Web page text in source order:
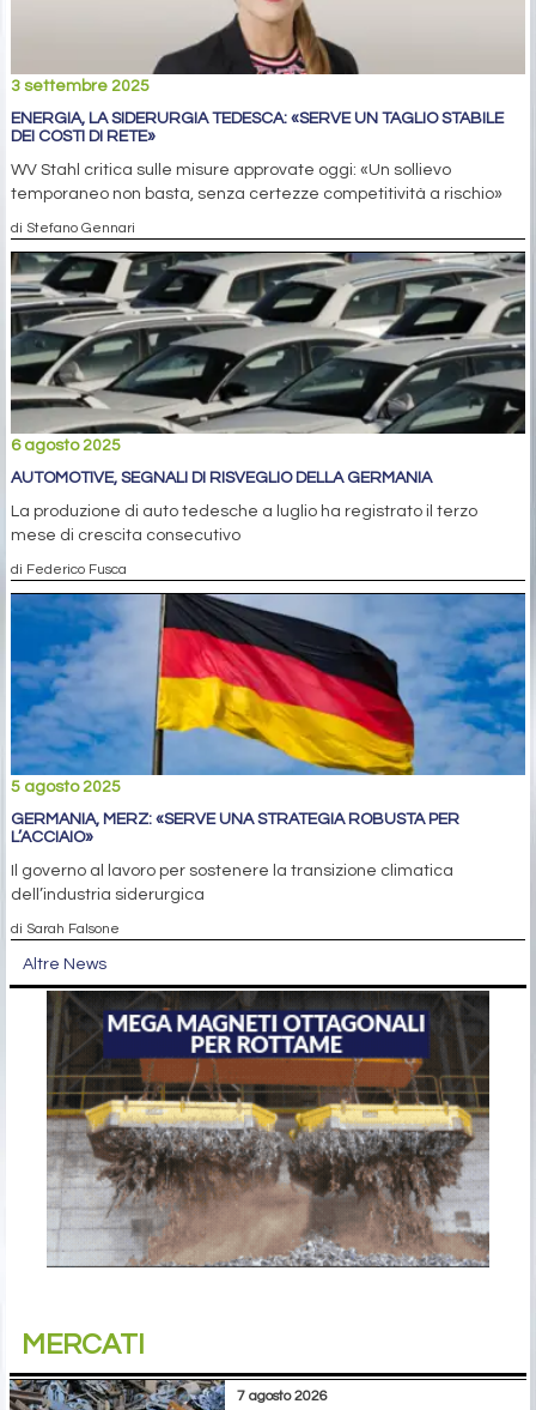
3 settembre 2025
ENERGIA, LA SIDERURGIA TEDESCA: «SERVE UN TAGLIO STABILE
DEI COSTI DI RETE»
WV Stahl critica sulle misure approvate oggi: «Un sollievo
temporaneo non basta, senza certezze competitività a rischio»
di Stefano Gennari
6 agosto 2025
AUTOMOTIVE, SEGNALI DI RISVEGLIO DELLA GERMANIA
La produzione di auto tedesche a luglio ha registrato il terzo
mese di crescita consecutivo
di Federico Fusca
5 agosto 2025
GERMANIA, MERZ: «SERVE UNA STRATEGIA ROBUSTA PER
L’ACCIAIO»
Il governo al lavoro per sostenere la transizione climatica
dell’industria siderurgica
di Sarah Falsone
Altre News
MERCATI
7 agosto 2026